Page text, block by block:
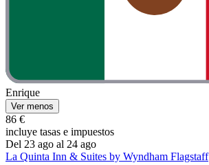
Enrique
Ver menos
86 €
incluye tasas e impuestos
Del 23 ago al 24 ago
La Quinta Inn & Suites by Wyndham Flagstaff